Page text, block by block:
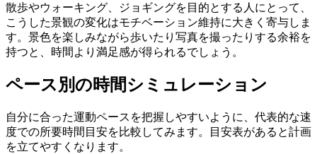
散歩やウォーキング、ジョギングを目的とする人にとって、
こうした景観の変化はモチベーション維持に大きく寄与しま
す。景色を楽しみながら歩いたり写真を撮ったりする余裕を
持つと、時間より満足感が得られるでしょう。
ペース別の時間シミュレーション
自分に合った運動ペースを把握しやすいように、代表的な速
度での所要時間目安を比較してみます。目安表があると計画
を立てやすくなります。